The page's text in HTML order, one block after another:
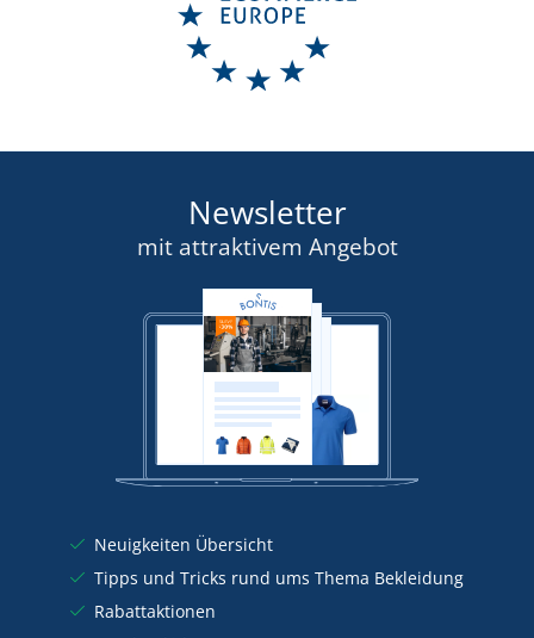
Newsletter
mit attraktivem Angebot
Neuigkeiten Übersicht
Tipps und Tricks rund ums Thema Bekleidung
Rabattaktionen